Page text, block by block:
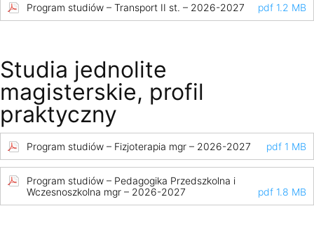
Program studiów – Transport II st. – 2026-2027 pdf 1.2 MB
Studia jednolite
magisterskie, profil
praktyczny
Program studiów – Fizjoterapia mgr – 2026-2027 pdf 1 MB
Program studiów – Pedagogika Przedszkolna i
Wczesnoszkolna mgr – 2026-2027
pdf 1.8 MB